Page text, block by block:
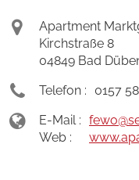
Apartment
Kirchstraße 8
04849 Bad
Telefon :
0157
E-Mail : fewo
Web :